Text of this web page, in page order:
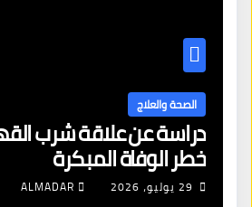
الصحة والعلاج
دراسة عن علاقة شرب
خطر الوفاة المبكرة
29 يوليو، 2026 ALMADAR